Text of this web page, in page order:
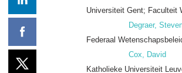
Universiteit Gent; Faculteit
Degraer,
Federaal
Cox, David
Katholieke Universiteit